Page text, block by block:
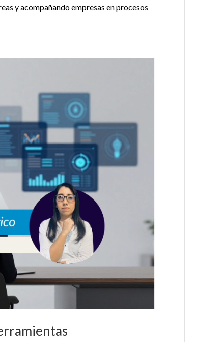
y acompañando empresas en procesos